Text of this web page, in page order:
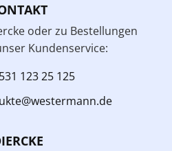
oder zu Bestellungen
Kundenservice:
123 25 125